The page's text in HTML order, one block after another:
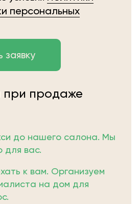
персональных
при продаже
до нашего салона. Мы
для вас.
к вам. Организуем
на дом для